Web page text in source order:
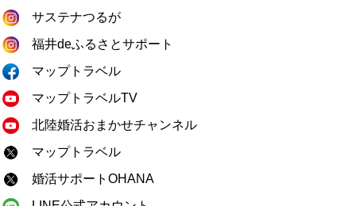
サステナつるが
福井deふるさとサポート
マップトラベル
マップトラベルTV
北陸婚活おまかせチャンネル
マップトラベル
婚活サポートOHANA